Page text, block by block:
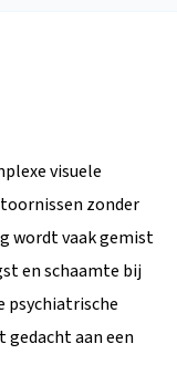
visuele
zonder
wordt vaak gemist
en schaamte bij
psychiatrische
gedacht aan een